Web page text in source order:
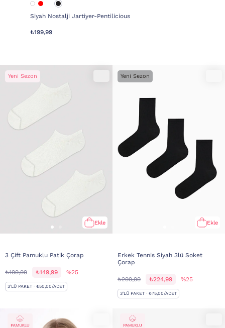
Siyah Nostalji Jartiyer-Pentilicious
₺199,99
Yeni Sezon
Ekle
3 Çift Pamuklu Patik Çorap
₺199,99 ₺149,99 %25
3'LÜ PAKET · ₺50,00/ADET
Yeni Sezon
Ekle
Erkek Tennis Siyah 3lü Soket
Çorap
₺299,99 ₺224,99 %25
3'LÜ PAKET · ₺75,00/ADET